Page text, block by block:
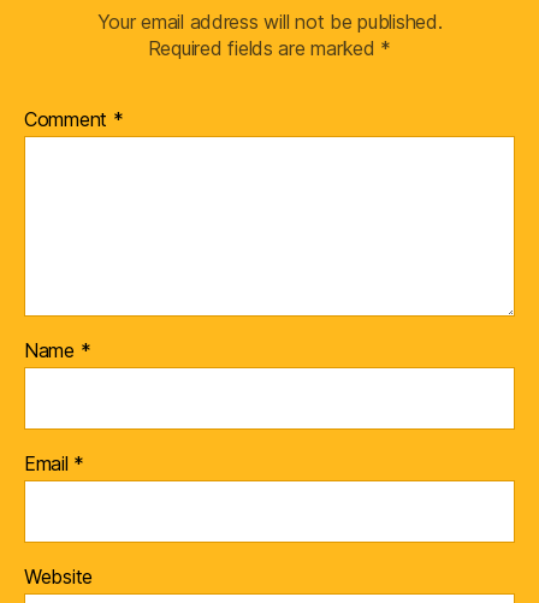
Your email address will not be published.
Required fields are marked *
Comment *
Name *
Email *
Website